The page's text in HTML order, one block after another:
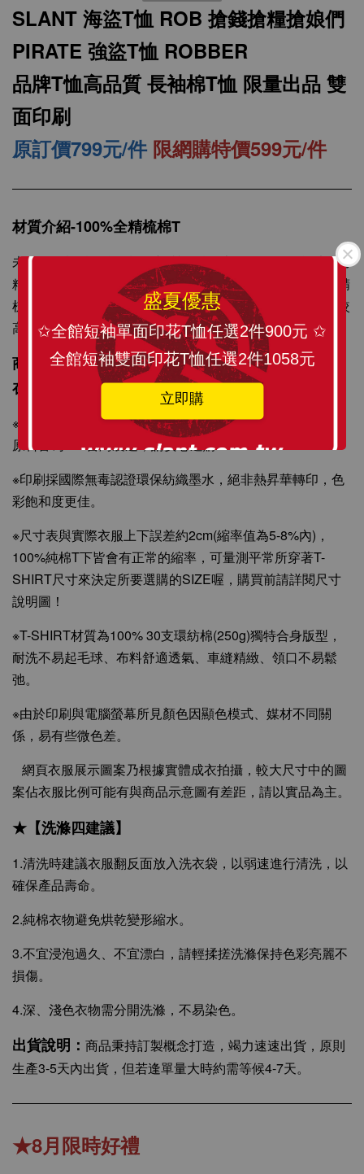
盛夏優惠
✩全館短袖單面印花T恤任選2件900元 ✩
全館短袖雙面印花T恤任選2件1058元
立即購
100%精梳環紡棉 亞洲版型 經典合身12色可選
加入購物車
SLANT 海盜T恤 ROB 搶錢搶糧搶娘們
PIRATE 強盜T恤 ROBBER
品牌T恤高品質 長袖棉T恤 限量出品 雙
面印刷
原訂價799元/件 限網購特價599元/件
材質介紹-100%全精梳棉T
未處理的棉纖維含有許多雜質，纖維也長短不一，所以可用
精梳機將雜質除掉，梳理棉纖維，以紡出較更均勻精細的精
梳棉紗。精梳棉紗製成的衣服在質感、耐洗與耐用度都有較
高的品質水準，經多次洗滌不易起毛球，不易掉棉絮。
商品描述：訂製化圖像精心印刷，將 SLANT TEE穿
在身上更顯個人風格與時尚感。
※T-SHIRT原料從織染剪裁、車縫整燙、印刷製程與包裝材
原料皆為MIT台灣製造，請安心選購！
※印刷採國際無毒認證環保紡織墨水，絕非熱昇華轉印，色
彩飽和度更佳。
※尺寸表與實際衣服上下誤差約2cm(縮率值為5-8%內)，
100%純棉T下皆會有正常的縮率，可量測平常所穿著T-
SHIRT尺寸來決定所要選購的SIZE喔，購買前請詳閱尺寸
說明圖！
※T-SHIRT材質為100% 30支環紡棉(250g)獨特合身版型，
耐洗不易起毛球、布料舒適透氣、車縫精緻、領口不易鬆
弛。
※由於印刷與電腦螢幕所見顏色因顯色模式、媒材不同關
係，易有些微色差。
網頁衣服展示圖案乃根據實體成衣拍攝，較大尺寸中的圖
案佔衣服比例可能有與商品示意圖有差距，請以實品為主。
★【洗滌四建議】
1.清洗時建議衣服翻反面放入洗衣袋，以弱速進行清洗，以
確保產品壽命。
2.純棉衣物避免烘乾變形縮水。
3.不宜浸泡過久、不宜漂白，請輕揉搓洗滌保持色彩亮麗不
損傷。
4.深、淺色衣物需分開洗滌，不易染色。
出貨說明： 商品秉持訂製概念打造，竭力速速出貨，原則
生產3-5天內出貨，但若逢單量大時約需等候4-7天。
★8月限時好禮